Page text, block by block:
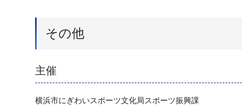
その他
主催
横浜市にぎわいスポーツ文化局スポーツ振興課